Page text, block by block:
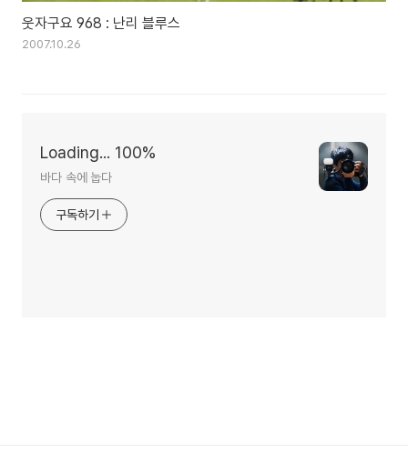
웃자구요 968 : 난리 블루스
2007.10.26
Loading... 100%
바다 속에 눕다
구독하기